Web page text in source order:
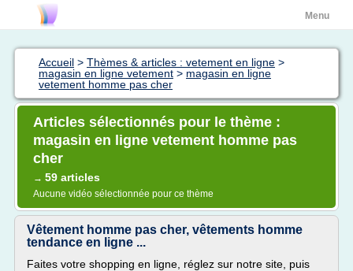
Menu
Accueil > Thèmes & articles : vetement en ligne >
magasin en ligne vetement > magasin en ligne
vetement homme pas cher
Articles sélectionnés pour le thème :
magasin en ligne vetement homme pas
cher
→ 59 articles
Aucune vidéo sélectionnée pour ce thème
Vêtement homme pas cher, vêtements homme
tendance en ligne ...
Faites votre shopping en ligne, réglez sur notre site, puis